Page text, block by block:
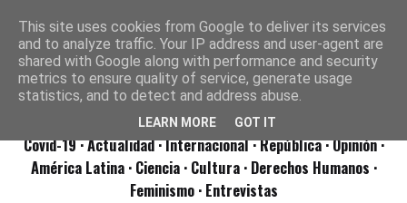
Covid-19· Actualidad· Internacional· República· Opinión·
América Latina · Ciencia · Cultura · Derechos Humanos ·
Feminismo · Entrevistas
This site uses cookies from Google to deliver its services
and to analyze traffic. Your IP address and user-agent are
shared with Google along with performance and security
metrics to ensure quality of service, generate usage
statistics, and to detect and address abuse.
LEARN MORE GOT IT